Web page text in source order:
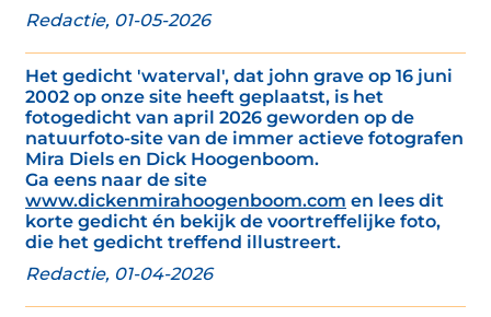
Redactie, 01-05-2026
Het gedicht 'waterval', dat john grave op 16 juni
2002 op onze site heeft geplaatst, is het
fotogedicht van april 2026 geworden op de
natuurfoto-site van de immer actieve fotografen
Mira Diels en Dick Hoogenboom.
Ga eens naar de site
www.dickenmirahoogenboom.com en lees dit
korte gedicht én bekijk de voortreffelijke foto,
die het gedicht treffend illustreert.
Redactie, 01-04-2026